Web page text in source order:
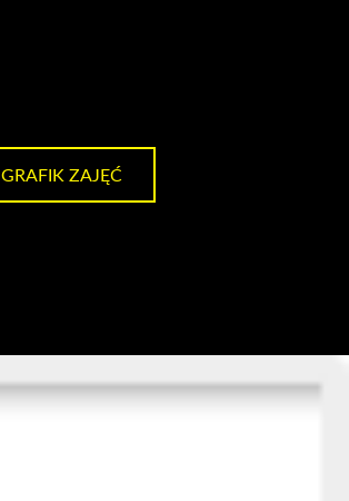
GRAFIK ZAJĘĆ